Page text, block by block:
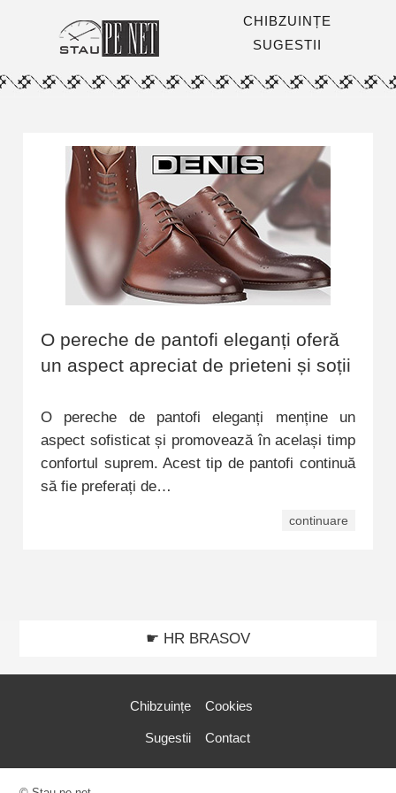
CHIBZUINȚE
SUGESTII
O pereche de pantofi eleganți oferă
un aspect apreciat de prieteni și soții
O pereche de pantofi eleganți menține un
aspect sofisticat și promovează în același timp
confortul suprem. Acest tip de pantofi continuă
să fie preferați de…
continuare
☛ HR BRASOV
Chibzuințe
Sugestii
Cookies
Contact